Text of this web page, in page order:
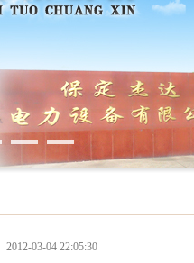
2012-03-04 22:05:30